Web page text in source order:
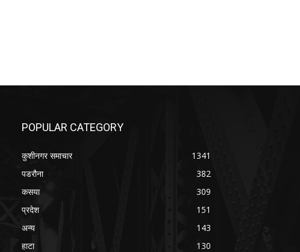
POPULAR CATEGORY
कुशीनगर समाचार
1341
पडरौना
382
कसया
309
प्रदेश
151
अन्य
143
हाटा
130